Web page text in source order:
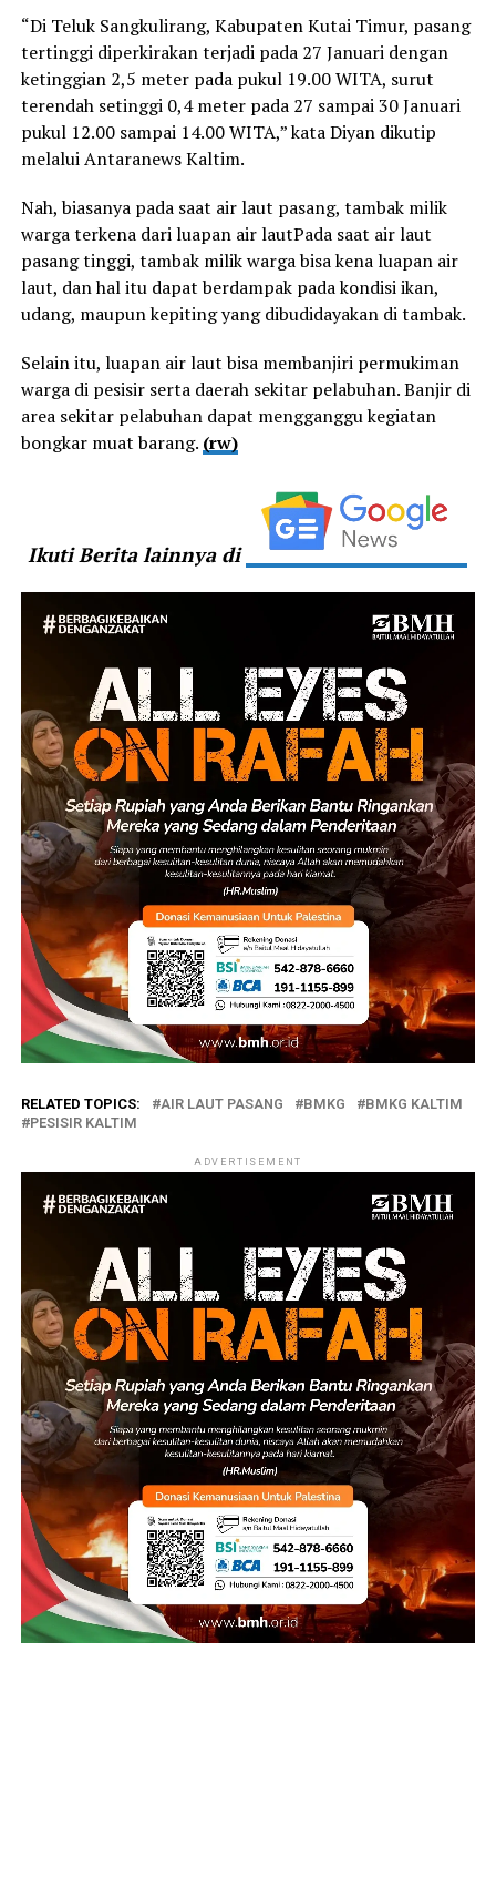
“Di Teluk Sangkulirang, Kabupaten Kutai Timur, pasang
tertinggi diperkirakan terjadi pada 27 Januari dengan
ketinggian 2,5 meter pada pukul 19.00 WITA, surut
terendah setinggi 0,4 meter pada 27 sampai 30 Januari
pukul 12.00 sampai 14.00 WITA,” kata Diyan dikutip
melalui Antaranews Kaltim.
Nah, biasanya pada saat air laut pasang, tambak milik
warga terkena dari luapan air lautPada saat air laut
pasang tinggi, tambak milik warga bisa kena luapan air
laut, dan hal itu dapat berdampak pada kondisi ikan,
udang, maupun kepiting yang dibudidayakan di tambak.
Selain itu, luapan air laut bisa membanjiri permukiman
warga di pesisir serta daerah sekitar pelabuhan. Banjir di
area sekitar pelabuhan dapat mengganggu kegiatan
bongkar muat barang. (rw)
Ikuti Berita lainnya di
RELATED TOPICS: AIR LAUT PASANG BMKG
BMKG KALTIM
PESISIR KALTIM
ADVERTISEMENT